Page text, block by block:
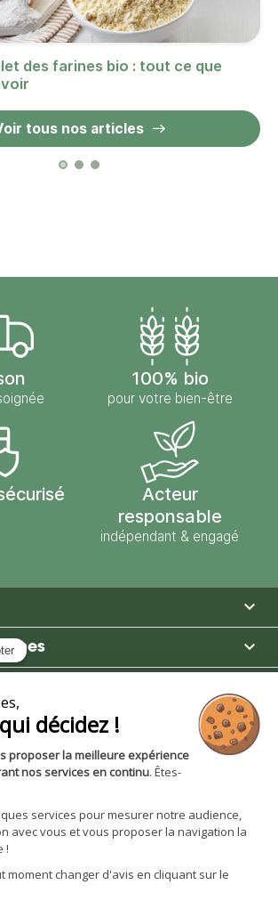
des farines bio : tout ce que
tous nos articles
100% bio
pour votre bien-être
Acteur
responsable
indépendant & engagé


services 